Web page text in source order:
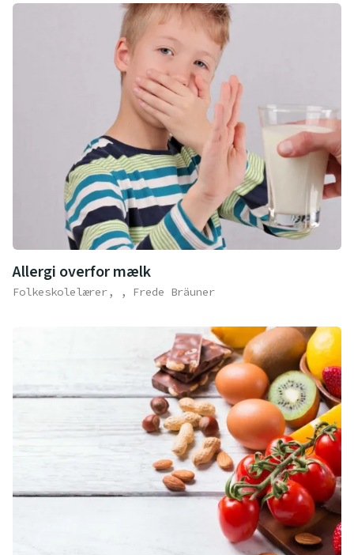
Allergi overfor mælk
Folkeskolelærer, , Frede Bräuner